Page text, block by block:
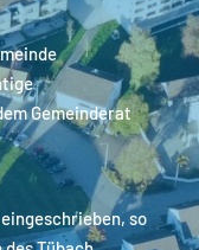
Gemeinderat
so